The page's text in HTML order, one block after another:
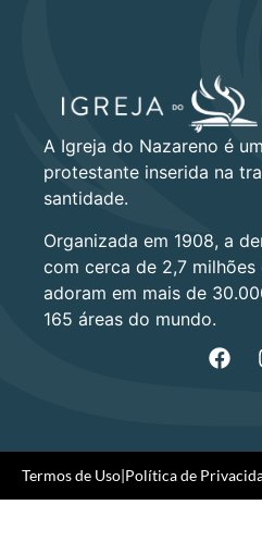
A Igreja do Nazareno é
protestante inserida na
santidade.
Organizada em 1908, a
com cerca de 2,7 milhões
adoram em mais de
165 áreas do mundo.
Termos de Uso|Política de